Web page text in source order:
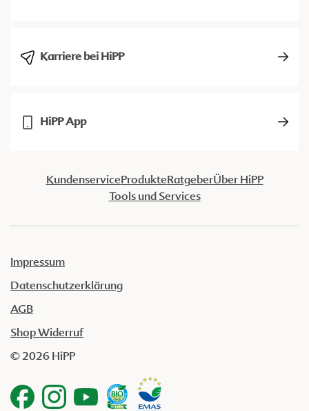
Karriere bei HiPP
HiPP App
KundenserviceProdukteRatgeberÜber HiPP
Tools und Services
Impressum
Datenschutzerklärung
AGB
Shop Widerruf
© 2026 HiPP